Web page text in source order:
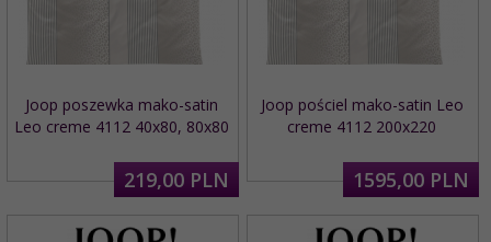
Joop poszewka mako-satin
Leo creme 4112 40x80, 80x80
219,00 PLN
Joop pościel mako-satin Leo
creme 4112 200x220
1595,00 PLN